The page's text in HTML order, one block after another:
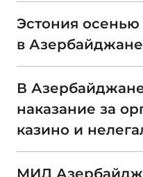
Эстония осенью
в Азербайджане
В
наказание за
казино и